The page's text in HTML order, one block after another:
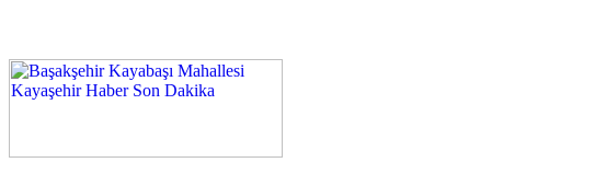
deneme
bonusu